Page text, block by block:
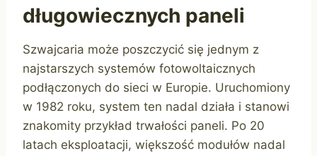
długowiecznych paneli
Szwajcaria może poszczycić się jednym z
najstarszych systemów fotowoltaicznych
podłączonych do sieci w Europie. Uruchomiony
w 1982 roku, system ten nadal działa i stanowi
znakomity przykład trwałości paneli. Po 20
latach eksploatacji, większość modułów nadal